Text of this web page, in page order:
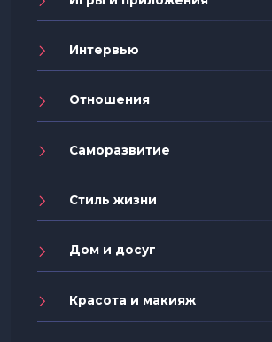
Интервью
Отношения
Саморазвитие
Стиль жизни
Дом и досуг
Красота и макияж